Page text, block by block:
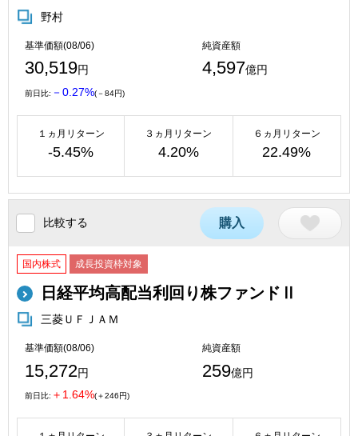
野村
基準価額(08/06)
30,519円
純資産額
4,597億円
前日比: －0.27%(－84円)
１ヵ月リターン
-5.45%
３ヵ月リターン
4.20%
６ヵ月リターン
22.49%
比較する 購入
国内株式 成長投資枠対象
日経平均高配当利回り株ファンドⅡ
三菱ＵＦＪＡＭ
基準価額(08/06)
15,272円
純資産額
259億円
前日比: ＋1.64%(＋246円)